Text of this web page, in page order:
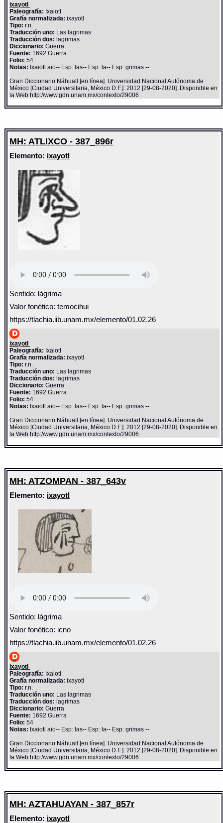
ixayotl
Paleografía: Ixaiotl
Grafía normalizada: ixayotl
Tipo: r.n.
Traducción uno: Las lagrimas
Traducción dos: lagrimas
Diccionario:Guerra
Fuente: 1692 Guerra
Folio: 54
Notas: Ixaiotl aio-- Esp: las-- Esp: la-- Esp: grimas --
Gran Diccionario Náhuatl [en línea]. Universidad Nacional Autónoma de
México [Ciudad Universitaria, México D.F.]: 2012 [29-08-2020]. Disponible en
la Web http://www.gdn.unam.mx/contexto/29006
MH: ATLIXCO - 387_896r
Elemento: ixayotl
Sentido: lágrima
Valor fonético: temocihui
https://tlachia.iib.unam.mx/elemento/01.02.26
ixayotl
Paleografía: Ixaiotl
Grafía normalizada: ixayotl
Tipo: r.n.
Traducción uno: Las lagrimas
Traducción dos: lagrimas
Diccionario:Guerra
Fuente: 1692 Guerra
Folio: 54
Notas: Ixaiotl aio-- Esp: las-- Esp: la-- Esp: grimas --
Gran Diccionario Náhuatl [en línea]. Universidad Nacional Autónoma de
México [Ciudad Universitaria, México D.F.]: 2012 [29-08-2020]. Disponible en
la Web http://www.gdn.unam.mx/contexto/29006
MH: ATZOMPAN - 387_643v
Elemento: ixayotl
Sentido: lágrima
Valor fonético: icno
https://tlachia.iib.unam.mx/elemento/01.02.26
ixayotl
Paleografía: Ixaiotl
Grafía normalizada: ixayotl
Tipo: r.n.
Traducción uno: Las lagrimas
Traducción dos: lagrimas
Diccionario:Guerra
Fuente: 1692 Guerra
Folio: 54
Notas: Ixaiotl aio-- Esp: las-- Esp: la-- Esp: grimas --
Gran Diccionario Náhuatl [en línea]. Universidad Nacional Autónoma de
México [Ciudad Universitaria, México D.F.]: 2012 [29-08-2020]. Disponible en
la Web http://www.gdn.unam.mx/contexto/29006
MH: AZTAHUAYAN - 387_857r
Elemento: ixayotl